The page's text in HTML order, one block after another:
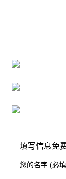
填写信息免
您的名字 (必